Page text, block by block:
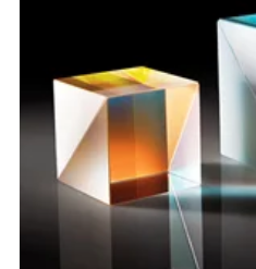
Components | SCHOTT 光學
| 紅外線光學產品
| 雷射顯微鏡
Isolators | 晶體和隔離器
| 雷射偏光片
| 雷射稜鏡
Lighting |顯微鏡照明
體視顯微鏡系統
Accessories | 成像鏡頭配件
Labs Cameras™ | Lucid Vision
| Pixelink 相機
and Roughness Standards | 表面
Tools | 量測工具
Components | 主動光學元件
and Detection
| 雷射防護
性裝置
Production
Processing
Tomography
and Detection
and Production | 清倉實驗室
and Detection
and Production | 重新認證實